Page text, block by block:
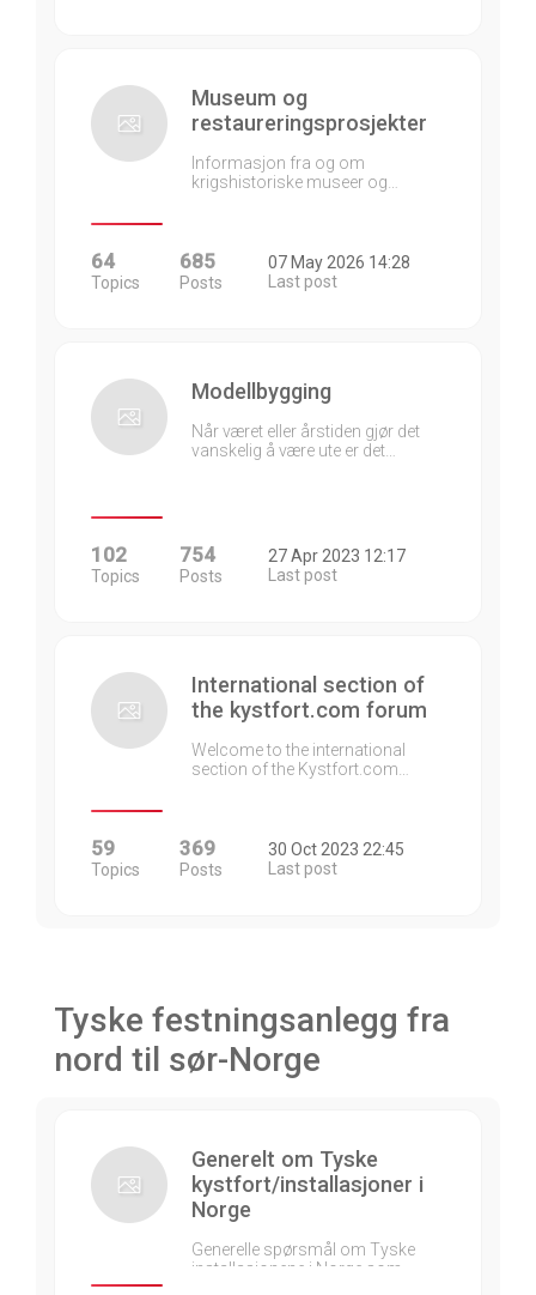
Museum og
restaureringsprosjekter
Informasjon fra og om
krigshistoriske museer og…
64
Topics
685
Posts
07 May 2026 14:28
Last post
Modellbygging
Når været eller årstiden gjør det
vanskelig å være ute er det…
102
Topics
754
Posts
27 Apr 2023 12:17
Last post
International section of
the kystfort.com forum
Welcome to the international
section of the Kystfort.com…
59
Topics
369
Posts
30 Oct 2023 22:45
Last post
Tyske festningsanlegg fra
nord til sør-Norge
Generelt om Tyske
kystfort/installasjoner i
Norge
Generelle spørsmål om Tyske
installasjonene i Norge som…